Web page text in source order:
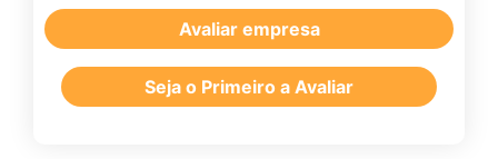
Avaliar empresa
Seja o Primeiro a Avaliar